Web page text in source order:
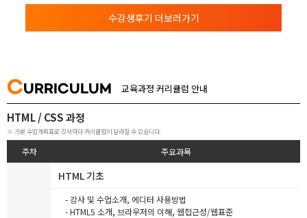
수강생후기 더보러가기
CURRICULUM 교육과정 커리큘럼 안내
HTML / CSS 과정
※ 기본 수업계획표로 강사마다 커리큘럼이 달라질 수 있습니다.
주차 주요과목
HTML 기초
- 강사 및 수업소개, 에디터 사용방법
- HTML5 소개, 브라우저의 이해, 웹접근성/웹표준